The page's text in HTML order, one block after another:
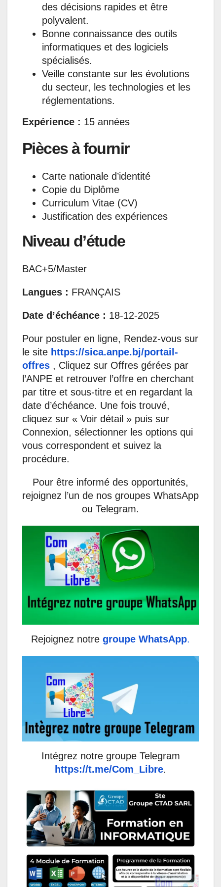
des décisions rapides et être
polyvalent.
Bonne connaissance des outils
informatiques et des logiciels
spécialisés.
Veille constante sur les évolutions
du secteur, les technologies et les
réglementations.
Expérience : 15 années
Pièces à fournir
Carte nationale d’identité
Copie du Diplôme
Curriculum Vitae (CV)
Justification des expériences
Niveau d’étude
BAC+5/Master
Langues : FRANÇAIS
Date d’échéance : 18-12-2025
Pour postuler en ligne, Rendez-vous sur
le site https://sica.anpe.bj/portail-
offres , Cliquez sur Offres gérées par
l’ANPE et retrouver l’offre en cherchant
par titre et sous-titre et en regardant la
date d’échéance. Une fois trouvé,
cliquez sur « Voir détail » puis sur
Connexion, sélectionner les options qui
vous correspondent et suivez la
procédure.
Pour être informé des opportunités,
rejoignez l’un de nos groupes WhatsApp
ou Telegram.
Rejoignez notre groupe WhatsApp.
Intégrez notre groupe Telegram
https://t.me/Com_Libre.